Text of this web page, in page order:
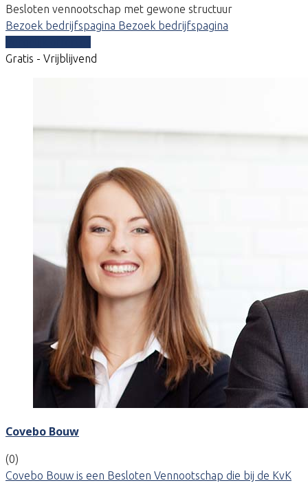
Besloten vennootschap met gewone structuur
Bezoek bedrijfspagina Bezoek bedrijfspagina
Gratis - Vrijblijvend
Covebo Bouw
(0)
Covebo Bouw is een Besloten Vennootschap die bij de KvK